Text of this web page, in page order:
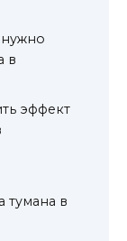
в
эффект
тумана в